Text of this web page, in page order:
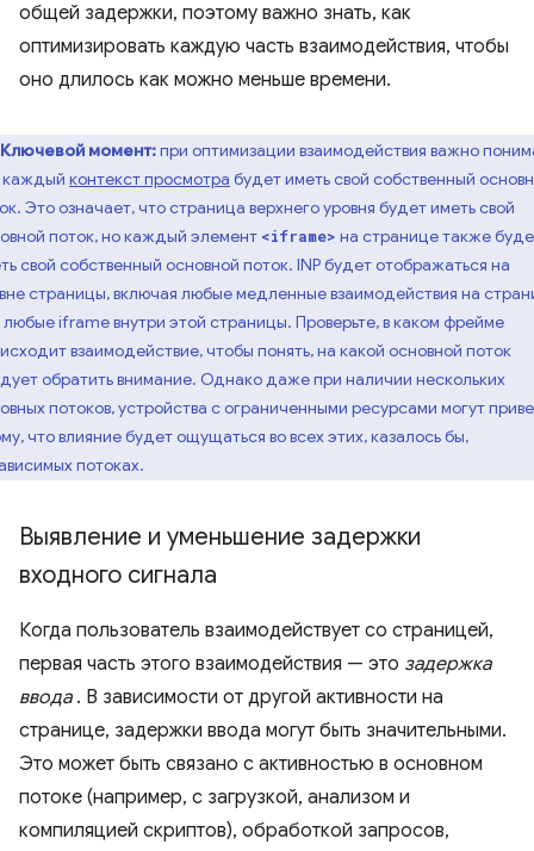
общей задержки, поэтому важно знать, как
оптимизировать каждую часть взаимодействия, чтобы
оно длилось как можно меньше времени.
Ключевой момент:при оптимизации взаимодействия важно
каждый контекст просмотра будет иметь свой собственный
Это означает, что страница верхнего уровня будет иметь свой
поток, но каждый элемент <iframe> на странице также
свой собственный основной поток. INP будет отображаться на
страницы, включая любые медленные взаимодействия на
iframe внутри этой страницы. Проверьте, в каком фрейме
взаимодействие, чтобы понять, на какой основной поток
обратить внимание. Однако даже при наличии нескольких
потоков, устройства с ограниченными ресурсами могут
что влияние будет ощущаться во всех этих, казалось бы,
потоках.
Выявление и уменьшение задержки
входного сигнала
Когда пользователь взаимодействует со страницей,
первая часть этого взаимодействия — это задержка
ввода. В зависимости от другой активности на
странице, задержки ввода могут быть значительными.
Это может быть связано с активностью в основном
потоке (например, с загрузкой, анализом и
компиляцией скриптов), обработкой запросов,